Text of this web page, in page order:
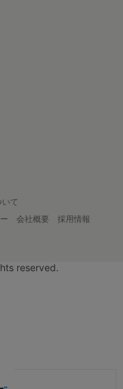
て
会社概要
採用情報
reserved.